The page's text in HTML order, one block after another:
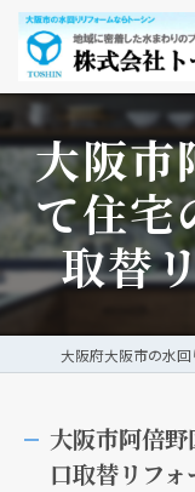
大阪
て住宅
取替
大阪市阿倍
口取替リフ